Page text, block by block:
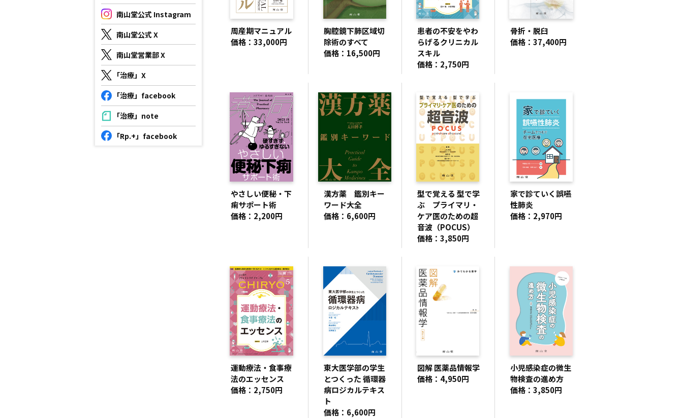
南山堂公式 Instagram
南山堂公式 X
南山堂営業部 X
「治療」X
「治療」facebook
「治療」note
「Rp.+」facebook
周産期マニュアル
価格：33,000円
胸腔鏡下肺区域切
除術のすべて
価格：16,500円
患者の不安をやわ
らげるクリニカル
スキル
価格：2,750円
骨折・脱臼
価格：37,400円
やさしい便秘・下
痢サポート術
価格：2,200円
漢方薬 鑑別キー
ワード大全
価格：6,600円
型で覚える 型で学
ぶ プライマリ・
ケア医のための超
音波（POCUS）
価格：3,850円
家で診ていく誤嚥
性肺炎
価格：2,970円
運動療法・食事療
法のエッセンス
価格：2,750円
東大医学部の学生
とつくった 循環器
病ロジカルテキス
ト
価格：6,600円
図解 医薬品情報学
価格：4,950円
小児感染症の微生
物検査の進め方
価格：3,850円